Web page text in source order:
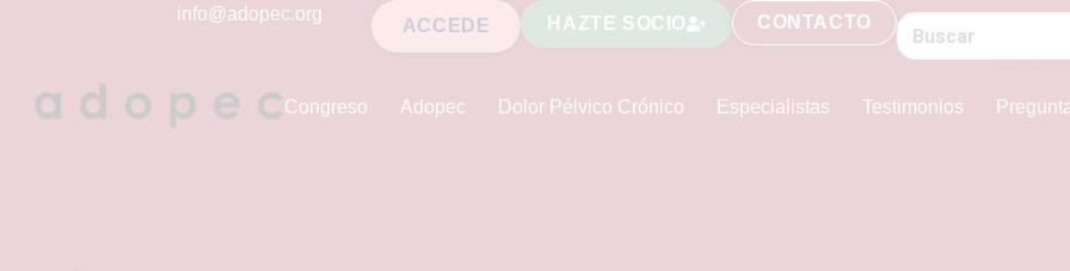
info@adopec.org
ACCEDE HAZTE SOCIO CONTACTO
Congreso Adopec Dolor Pélvico Crónico Especialistas Testimonios